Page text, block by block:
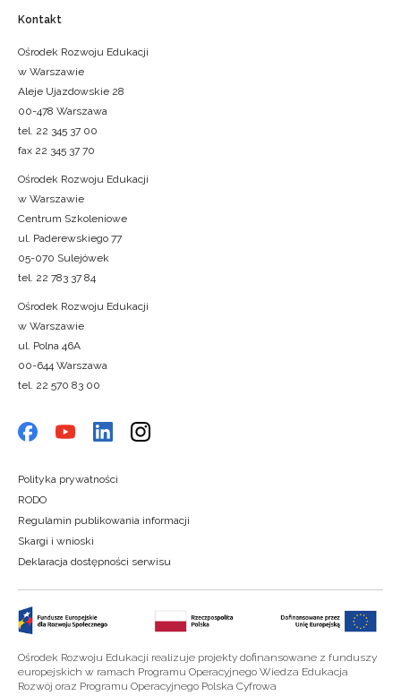
Kontakt
Ośrodek Rozwoju Edukacji
w Warszawie
Aleje Ujazdowskie 28
00-478 Warszawa
tel. 22 345 37 00
fax 22 345 37 70
Ośrodek Rozwoju Edukacji
w Warszawie
Centrum Szkoleniowe
ul. Paderewskiego 77
05-070 Sulejówek
tel. 22 783 37 84
Ośrodek Rozwoju Edukacji
w Warszawie
ul. Polna 46A
00-644 Warszawa
tel. 22 570 83 00
Polityka prywatności
RODO
Regulamin publikowania informacji
Skargi i wnioski
Deklaracja dostępności serwisu
Ośrodek Rozwoju Edukacji realizuje projekty dofinansowane z funduszy
europejskich w ramach Programu Operacyjnego Wiedza Edukacja
Rozwój oraz Programu Operacyjnego Polska Cyfrowa